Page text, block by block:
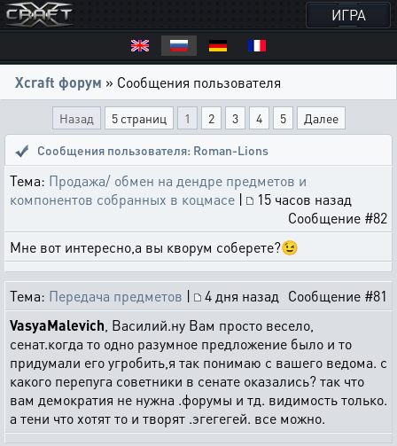
ИГРА
Xcraft форум » Сообщения пользователя
Назад 5 страниц 1 2 3 4 5
Далее
Сообщения пользователя: Roman-Lions
Тема: Продажа/ обмен на дендре предметов и
компонентов собранных в коцмасе |
15 часов назад
Сообщение #82
Мне вот интересно,а вы кворум соберете?😉
Тема: Передача предметов | 4 дня назад Сообщение #81
VasyaMalevich , Василий.ну Вам просто весело,
сенат.когда то одно разумное предложение было и то
придумали его угробить,я так понимаю с вашего ведома. с
какого перепуга советники в сенате оказались? так что
вам демократия не нужна .форумы и тд. видимость только.
а тени что хотят то и творят .эгегегей. все можно.